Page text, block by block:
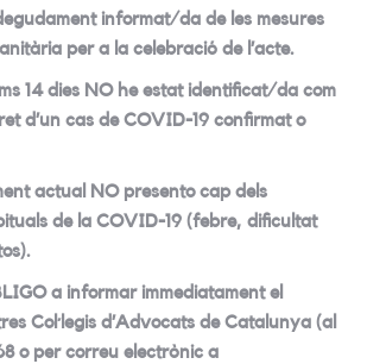
informat/da de les mesures
per a la celebració de l’acte.
14 dies NO he estat identificat/da com
d’un cas de COVID-19 confirmat o
actual NO presento cap dels
de la COVID-19 (febre, dificultat
a informar immediatament el
Col·legis d’Advocats de Catalunya (al
o per correu electrònic a